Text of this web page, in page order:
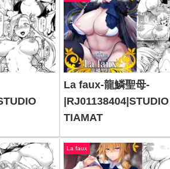
La faux-龍鱗聖母-
|RJ01138404|STUDIO
TIAMAT
La faux